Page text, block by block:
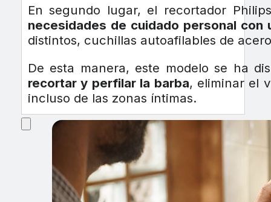
En segundo lugar, el recortador
necesidades de cuidado personal con
distintos, cuchillas autoafilables de
De esta manera, este modelo se ha
recortar y perfilar la barba, eliminar el
incluso de las zonas íntimas.